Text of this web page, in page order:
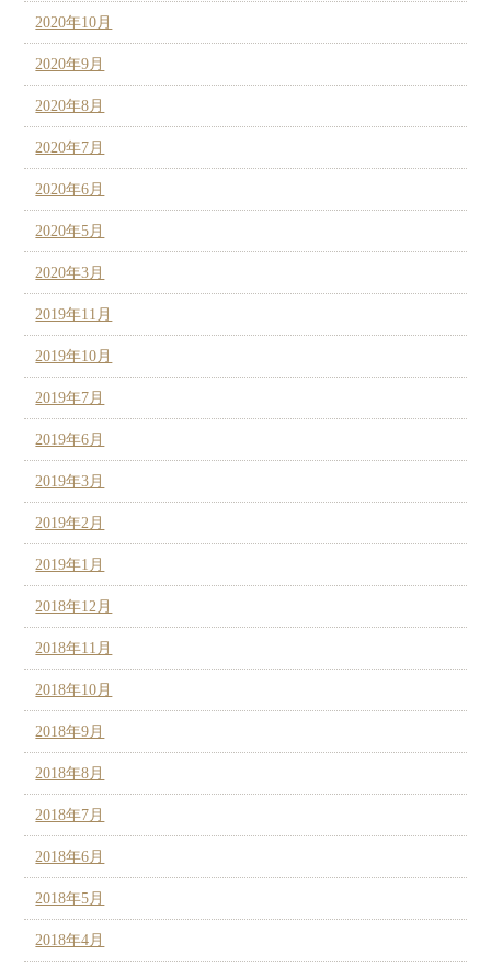
2020年10月
2020年9月
2020年8月
2020年7月
2020年6月
2020年5月
2020年3月
2019年11月
2019年10月
2019年7月
2019年6月
2019年3月
2019年2月
2019年1月
2018年12月
2018年11月
2018年10月
2018年9月
2018年8月
2018年7月
2018年6月
2018年5月
2018年4月